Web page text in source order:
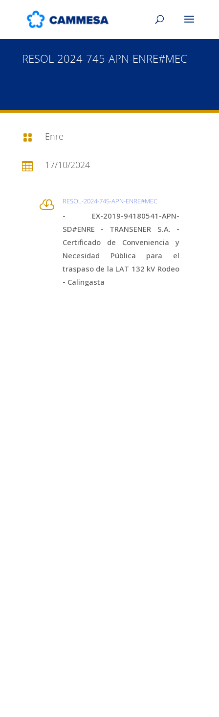
RESOL-2024-745-APN-ENRE#MEC
 Enre
 17/10/2024
 RESOL-2024-745-APN-ENRE#MEC
- EX-2019-94180541-APN-
SD#ENRE - TRANSENER S.A. -
Certificado de Conveniencia y
Necesidad Pública para el
traspaso de la LAT 132 kV Rodeo
- Calingasta